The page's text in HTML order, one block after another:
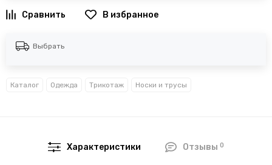
В избранное
Выбрать
Каталог Одежда Трикотаж Носки и трусы
Характеристики Отзывы 0